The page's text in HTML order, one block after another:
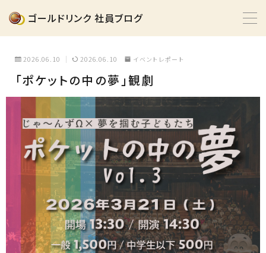
ゴールドリンク 社員ブログ
イベントレポート
動画
採用情報
掲載情報
2026.06.10 2026.06.10 イベントレポート
「ポケットの中の夢」観劇